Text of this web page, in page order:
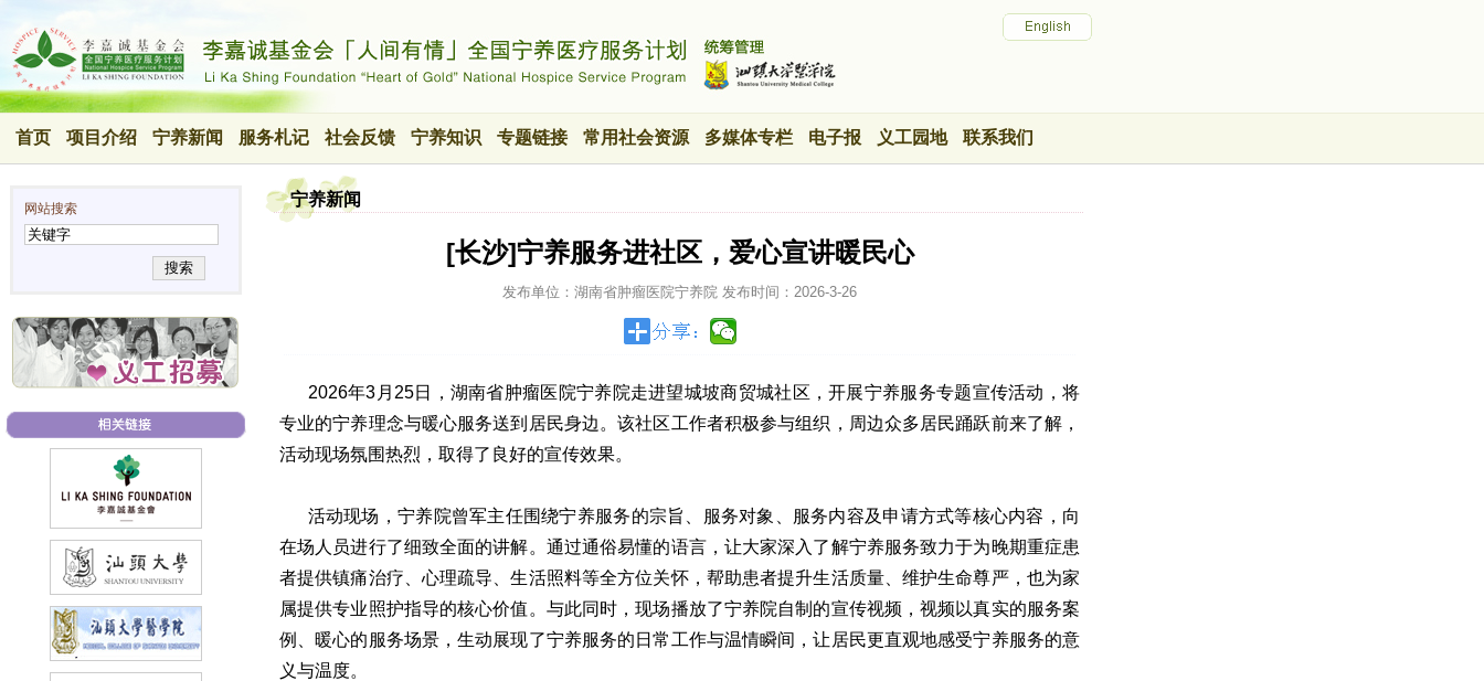
首页 项目介绍 宁养新闻 服务札记 社会反馈 宁养知识 专题链接 常用社会资源 多媒体专栏 电子报 义工园地 联系我们
网站搜索
搜索
宁养新闻
[长沙]宁养服务进社区，爱心宣讲暖民心
发布单位：湖南省肿瘤医院宁养院 发布时间： 2026-3-26
2026年3月25日，湖南省肿瘤医院宁养院走进望城坡商贸城社区，开展宁养服务专题宣传活动，将
专业的宁养理念与暖心服务送到居民身边。该社区工作者积极参与组织，周边众多居民踊跃前来了解，
活动现场氛围热烈，取得了良好的宣传效果。
活动现场，宁养院曾军主任围绕宁养服务的宗旨、服务对象、服务内容及申请方式等核心内容，向
在场人员进行了细致全面的讲解。通过通俗易懂的语言，让大家深入了解宁养服务致力于为晚期重症患
者提供镇痛治疗、心理疏导、生活照料等全方位关怀，帮助患者提升生活质量、维护生命尊严，也为家
属提供专业照护指导的核心价值。与此同时，现场播放了宁养院自制的宣传视频，视频以真实的服务案
例、暖心的服务场景，生动展现了宁养服务的日常工作与温情瞬间，让居民更直观地感受宁养服务的意
义与温度。